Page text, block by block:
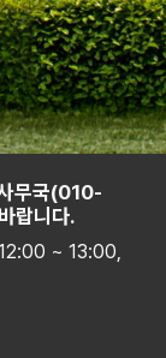
무국(010-
랍니다.
~ 13:00,